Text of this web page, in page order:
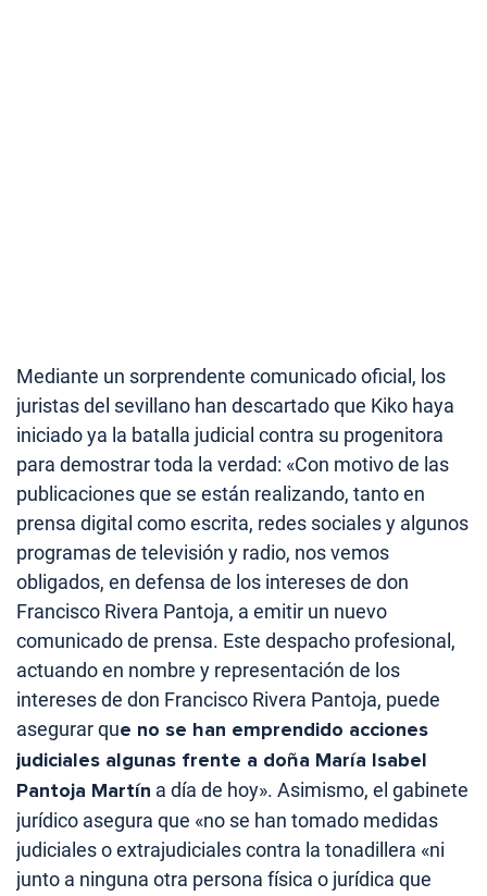
Mediante un sorprendente comunicado oficial, los
juristas del sevillano han descartado que Kiko haya
iniciado ya la batalla judicial contra su progenitora
para demostrar toda la verdad: «Con motivo de las
publicaciones que se están realizando, tanto en
prensa digital como escrita, redes sociales y algunos
programas de televisión y radio, nos vemos
obligados, en defensa de los intereses de don
Francisco Rivera Pantoja, a emitir un nuevo
comunicado de prensa. Este despacho profesional,
actuando en nombre y representación de los
intereses de don Francisco Rivera Pantoja, puede
asegurar que no se han emprendido acciones
judiciales algunas frente a doña María Isabel
Pantoja Martín a día de hoy». Asimismo, el gabinete
jurídico asegura que «no se han tomado medidas
judiciales o extrajudiciales contra la tonadillera «ni
junto a ninguna otra persona física o jurídica que